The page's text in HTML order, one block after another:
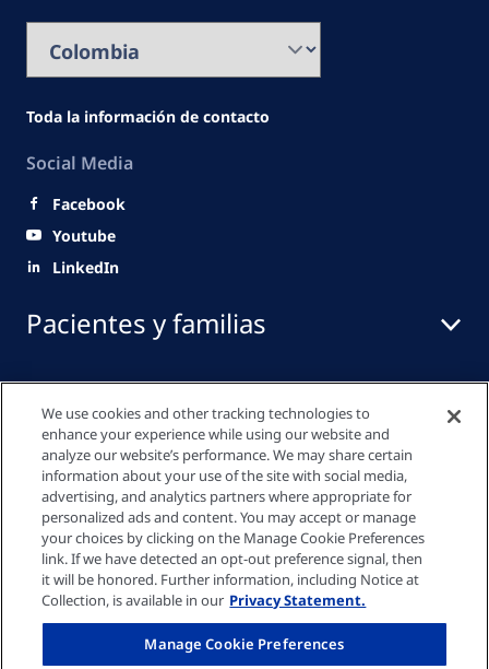
Pacientes y familias
Sector Salud
Enlaces rápidos
Toda la información de contacto
Social Media
Facebook
Youtube
LinkedIn
Política de privacidad
Política de cookies
We use cookies and other tracking technologies to
enhance your experience while using our website and
analyze our website’s performance. We may share certain
information about your use of the site with social media,
advertising, and analytics partners where appropriate for
personalized ads and content. You may accept or manage
your choices by clicking on the Manage Cookie Preferences
link. If we have detected an opt-out preference signal, then
it will be honored. Further information, including Notice at
Collection, is available in our Privacy Statement.
Manage Cookie Preferences